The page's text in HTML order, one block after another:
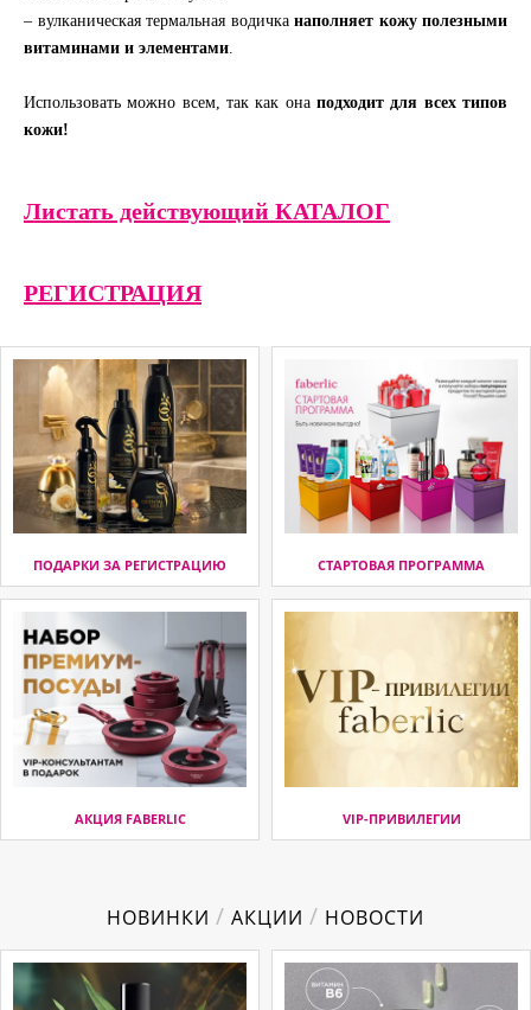
– вулканическая термальная водичка наполняет кожу полезными
витаминами и элементами
Использовать можно всем, так как она подходит для всех типов
кожи!
Листать действующий КАТАЛОГ
РЕГИСТРАЦИЯ
ПОДАРКИ ЗА РЕГИСТРАЦИЮ СТАРТОВАЯ ПРОГРАММА
АКЦИЯ FABERLIC VIP-ПРИВИЛЕГИИ
НОВИНКИ / АКЦИИ / НОВОСТИ